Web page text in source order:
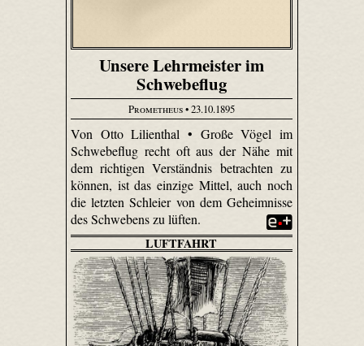
Unsere Lehrmeister im
Schwebeflug
Prometheus• 23.10.1895
Von Otto Lilienthal • Große Vögel im
Schwebeflug recht oft aus der Nähe mit
dem richtigen Verständnis betrachten zu
können, ist das einzige Mittel, auch noch
die letzten Schleier von dem Geheimnisse
des Schwebens zu lüften.
LUFTFAHRT